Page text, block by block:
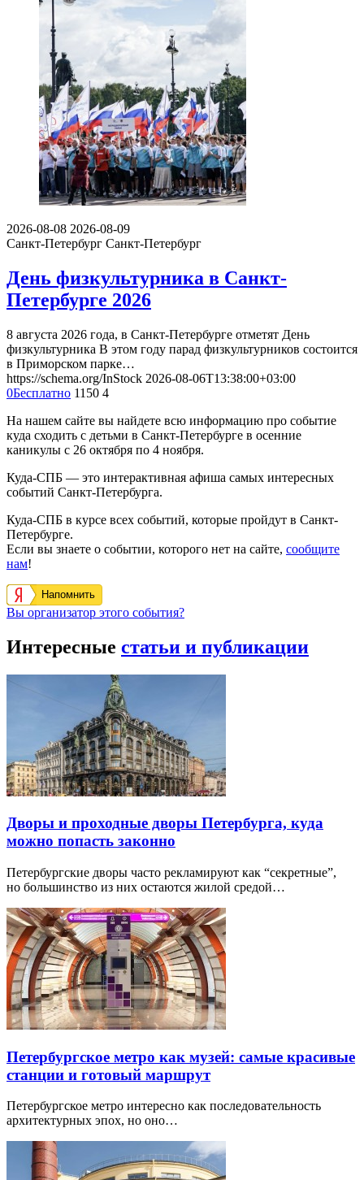
2026-08-08 2026-08-09
Санкт-Петербург Санкт-Петербург
День физкультурника в Санкт-
Петербурге 2026
8 августа 2026 года, в Санкт-Петербурге отметят День
физкультурника В этом году парад физкультурников состоится
в Приморском парке…
https://schema.org/InStock 2026-08-06T13:38:00+03:00
0Бесплатно 1150 4
На нашем сайте вы найдете всю информацию про событие
куда сходить с детьми в Санкт-Петербурге в осенние
каникулы с 26 октября по 4 ноября.
Куда-СПБ — это интерактивная афиша самых интересных
событий Санкт-Петербурга.
Куда-СПБ в курсе всех событий, которые пройдут в Санкт-
Петербурге.
Если вы знаете о событии, которого нет на сайте, сообщите
нам!
Напомнить
Вы организатор этого события?
Интересные статьи и публикации
Дворы и проходные дворы Петербурга, куда
можно попасть законно
Петербургские дворы часто рекламируют как “секретные”,
но большинство из них остаются жилой средой…
Петербургское метро как музей: самые красивые
станции и готовый маршрут
Петербургское метро интересно как последовательность
архитектурных эпох, но оно…